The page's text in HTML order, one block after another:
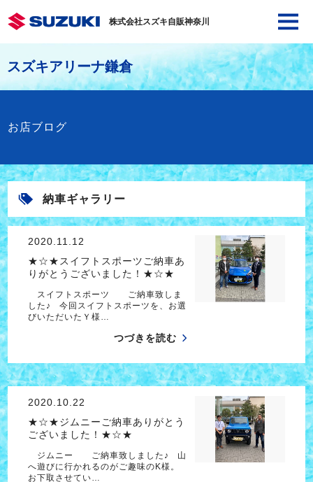
株式会社スズキ自販神奈川
スズキアリーナ鎌倉
お店ブログ
納車ギャラリー
2020.11.12
★☆★スイフトスポーツご納車あ
りがとうございました！★☆★
スイフトスポーツ ご納車致しま
した♪ 今回スイフトスポーツを、お選
びいただいたＹ様…
つづきを読む
2020.10.22
★☆★ジムニーご納車ありがとう
ございました！★☆★
ジムニー ご納車致しました♪ 山
へ遊びに行かれるのがご趣味のK様。
お下取させてい…